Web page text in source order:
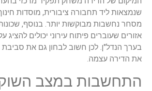
שנמצאות ליד תחבורה ציבורית, מוסדות
מסחר נחשבות מבוקשות יותר. בנוסף,
אזורים שעוברים פיתוח עירוני יכולים
בערך הנדל"ן. לכן חשוב לבחון גם את סביבת
את הדירה עצמה.
התחשבות במצב